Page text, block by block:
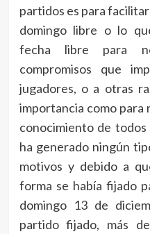
partidos es para
domingo libre o lo
fecha libre para
compromisos que
jugadores, o a otras
importancia como para
conocimiento de
ha generado ningún
motivos y debido a
forma se había fijado
domingo 13 de
partido fijado, más